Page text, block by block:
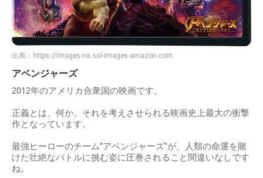
出典： https://images-na.ssl-images-amazon.com
アベンジャーズ
2012年のアメリカ合衆国の映画です。
正義とは、何か。それを考えさせられる映画史上最大の衝撃
作となっています。
最強ヒーローのチーム“アベンジャーズ"が、人類の命運を賭
けた壮絶なバトルに挑む姿に圧巻されること間違いなしです
ね。